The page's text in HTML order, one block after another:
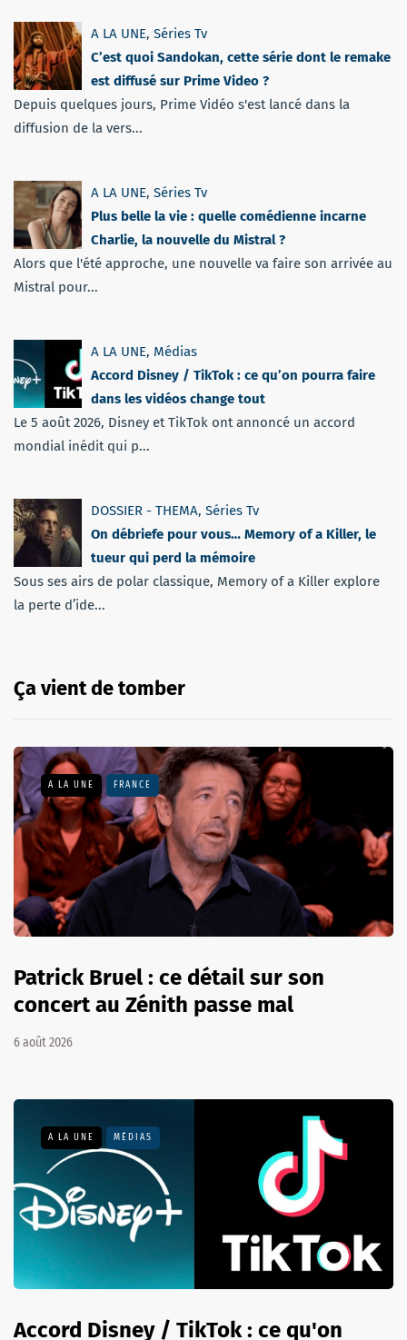
A LA UNE, Séries Tv
C’est quoi Sandokan, cette série dont le remake
est diffusé sur Prime Video ?
Depuis quelques jours, Prime Vidéo s'est lancé dans la
diffusion de la vers...
A LA UNE, Séries Tv
Plus belle la vie : quelle comédienne incarne
Charlie, la nouvelle du Mistral ?
Alors que l'été approche, une nouvelle va faire son arrivée au
Mistral pour...
A LA UNE, Médias
Accord Disney / TikTok : ce qu’on pourra faire
dans les vidéos change tout
Le 5 août 2026, Disney et TikTok ont annoncé un accord
mondial inédit qui p...
DOSSIER - THEMA, Séries Tv
On débriefe pour vous… Memory of a Killer, le
tueur qui perd la mémoire
Sous ses airs de polar classique, Memory of a Killer explore
la perte d’ide...
Ça vient de tomber
A LA UNE FRANCE
Patrick Bruel : ce détail sur son
concert au Zénith passe mal
6 août 2026
A LA UNE MÉDIAS
Accord Disney / TikTok : ce qu'on